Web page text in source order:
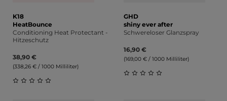
K18
HeatBounce
Conditioning Heat Protectant -
Hitzeschutz
38,90 €
(338,26 € / 1000 Milliliter)
GHD
shiny ever after
Schwereloser Glanzspray
16,90 €
(169,00 € / 1000 Milliliter)